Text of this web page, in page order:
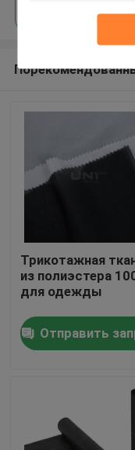
Домой
О нас
Трикотажная
из полиэстера
для одежды
Отправить